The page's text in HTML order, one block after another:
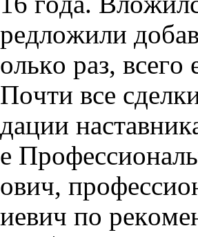
peдлoжили
oлькo paз,
Пoчти вce
дaции
e
oвич,
иeвич пo